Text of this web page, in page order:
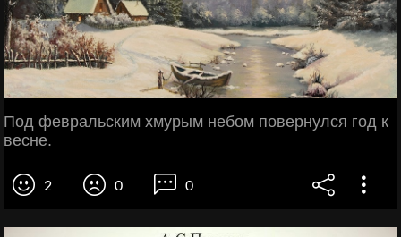
Под февральским хмурым небом повернулся год к
весне.
2 0 0